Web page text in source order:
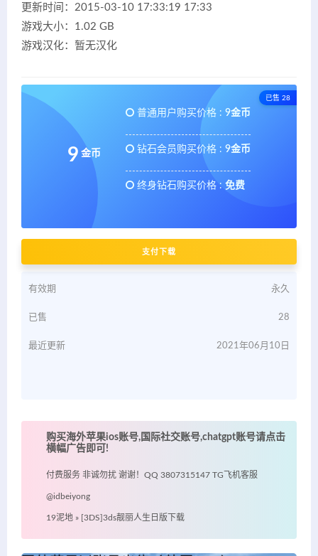
更新时间：2015-03-10 17:33:19 17:33
游戏大小：1.02 GB
游戏汉化：暂无汉化
已售 28
9 金币
普通用户购买价格 : 9金币
钻石会员购买价格 : 9金币
终身钻石购买价格 : 免费
支付下载
有效期 永久
已售 28
最近更新 2021年06月10日
购买海外苹果ios账号,国际社交账号,chatgpt账号请点击
横幅广告即可!
付费服务 非诚勿扰 谢谢！QQ 3807315147 TG飞机客服
@idbeiyong
19泥地 » [3DS]3ds靓丽人生日版下载